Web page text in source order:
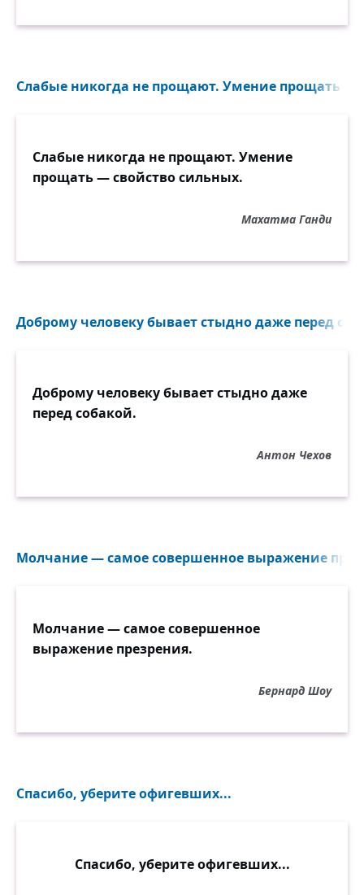
Слабые никогда не прощают. Умение прощать —
Слабые никогда не прощают. Умение
прощать — свойство сильных.
Махатма Ганди
Доброму человеку бывает стыдно даже перед
Доброму человеку бывает стыдно даже
перед собакой.
Антон Чехов
Молчание — самое совершенное выражение
Молчание — самое совершенное
выражение презрения.
Бернард Шоу
Спасибо, уберите офигевших...
Спасибо, уберите офигевших...